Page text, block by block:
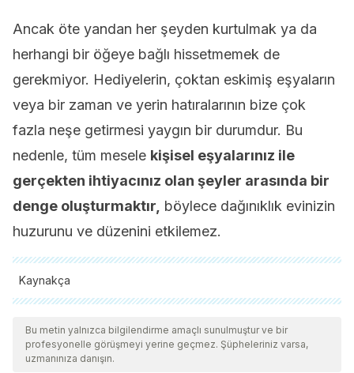
Ancak öte yandan her şeyden kurtulmak ya da
herhangi bir öğeye bağlı hissetmemek de
gerekmiyor. Hediyelerin, çoktan eskimiş eşyaların
veya bir zaman ve yerin hatıralarının bize çok
fazla neşe getirmesi yaygın bir durumdur. Bu
nedenle, tüm mesele kişisel eşyalarınız ile
gerçekten ihtiyacınız olan şeyler arasında bir
denge oluşturmaktır, böylece dağınıklık evinizin
huzurunu ve düzenini etkilemez.
Kaynakça
Tüm alıntı yapılan kaynaklar, kalitelerini, güvenilirliklerini,
güncelliklerini ve geçerliliklerini sağlamak için ekibimiz
tarafından derinlemesine incelendi. Bu makalenin bibliyografisi
Bu metin yalnızca bilgilendirme amaçlı sunulmuştur ve bir
profesyonelle görüşmeyi yerine geçmez. Şüpheleriniz varsa,
uzmanınıza danışın.